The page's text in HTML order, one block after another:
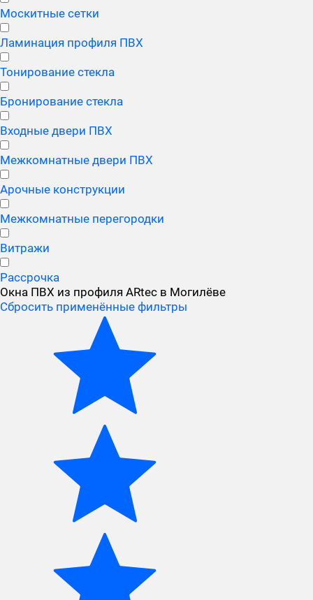
Москитные сетки
Ламинация профиля ПВХ
Тонирование стекла
Бронирование стекла
Входные двери ПВХ
Межкомнатные двери ПВХ
Арочные конструкции
Межкомнатные перегородки
Витражи
Рассрочка
Окна ПВХ из профиля ARtec в Могилёве
Сбросить применённые фильтры